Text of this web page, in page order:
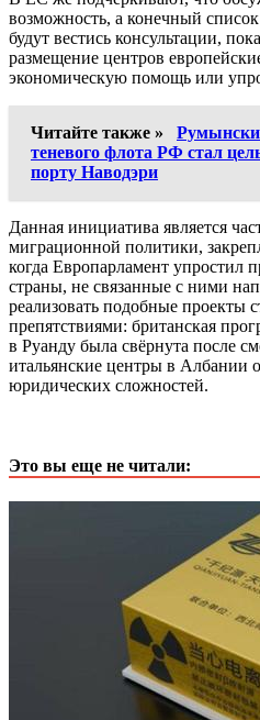
возможность, а конечный
будут вестись консультации,
размещение центров
экономическую помощь или
Читайте также »
теневого флота РФ стал
порту Наводэри
Данная инициатива является
миграционной политики,
когда Европарламент упростил
страны, не связанные с ними
реализовать подобные проекты
препятствиями: британская
в Руанду была свёрнута после
итальянские центры в Албании
юридических сложностей.
Это вы еще не читали: